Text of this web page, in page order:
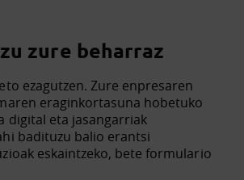
zure beharraz
ezagutzen. Zure enpresaren
eraginkortasuna hobetuko
digital eta jasangarriak
badituzu balio erantsi
eskaintzeko, bete formulario